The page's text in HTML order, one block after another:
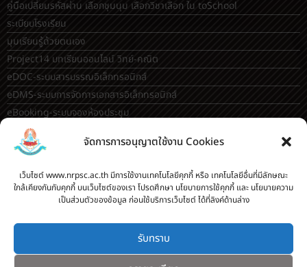
จัดการการอนุญาตใช้งาน Cookies
เว็บไซต์ www.nrpsc.ac.th มีการใช้งานเทคโนโลยีคุกกี้ หรือ เทคโนโลยีอื่นที่มีลักษณะ
ใกล้เคียงกันกับคุกกี้ บนเว็บไซต์ของเรา โปรดศึกษา นโยบายการใช้คุกกี้ และ นโยบายความ
เป็นส่วนตัวของข้อมูล ก่อนใช้บริการเว็บไซต์ ได้ที่ลิงค์ด้านล่าง
รับทราบ
eDMS-ระบบการจัดการเอกสารอิเล็กทรอนิกส์
eBooking-ระบบจองห้องประชุม
OBEC AI guidance
ระบบจองห้อง/สถานที่
กระดานสนทนา(forum)
ขออนุญาตออกนอกโรงเรียน
ระบบส่งแผนการสอนออนไลน์
ระบบนิเทศการจัดการเรียนการสอน
ทะเบียนคำสั่ง
ระบบเช็คนักเรียนมาสายออนไลน์